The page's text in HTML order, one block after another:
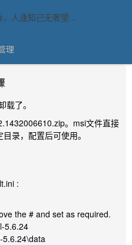
人逢知己无奢望...
理
了。
。msi文件直接
录，配置后可使用。
:
the # and set as required.
5.6.24
5.6.24\data